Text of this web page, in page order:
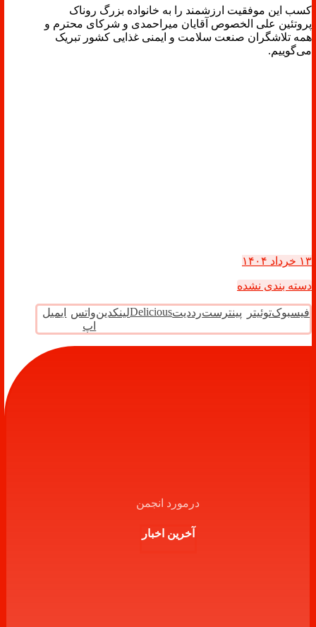
کسب این موفقیت ارزشمند را به خانواده بزرگ روناک
پروتئین علی الخصوص آقایان میراحمدی و شرکای محترم و
همه تلاشگران صنعت سلامت و ایمنی غذایی کشور تبریک
می‌گوییم.
۱۳ خرداد ۱۴۰۴
دسته بندی نشده
فیسبوکتوئیتر پینترسترددیتDeliciousلینکدینواتس
اپ
ایمیل
درمورد انجمن
آخرین اخبار